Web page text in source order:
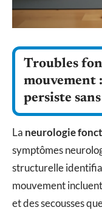
Troubles
mouvement
persiste
La neurologie
symptômes
structurelle
mouvement
et des secousses